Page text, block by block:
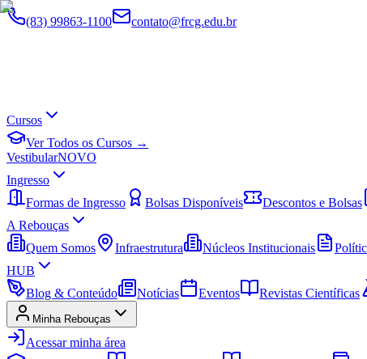
(83) 99863-1100 contato@frcg.edu.br
Cursos
Ver Todos os Cursos →
VestibularNOVO
Ingresso
Formas de Ingresso
Bolsas Disponíveis Descontos e Bolsas
A Rebouças
Quem Somos
Infraestrutura Núcleos Institucionais
HUB
Blog & Conteúdo
Notícias Eventos Revistas Científicas
Minha Rebouças
Acessar minha área